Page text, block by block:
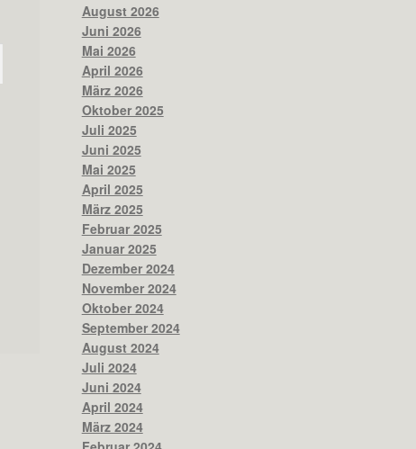
August 2026
Juni 2026
Mai 2026
April 2026
März 2026
Oktober 2025
Juli 2025
Juni 2025
Mai 2025
April 2025
März 2025
Februar 2025
Januar 2025
Dezember 2024
November 2024
Oktober 2024
September 2024
August 2024
Juli 2024
Juni 2024
April 2024
März 2024